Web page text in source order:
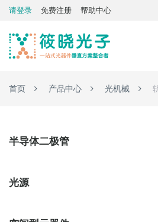
请登录 免费注册 帮助中心
首页 产品中心 光机械
半导体二极管
光源